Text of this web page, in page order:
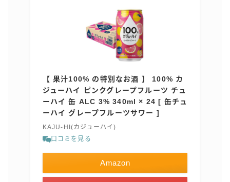
極上レモンサワー
極上フルーツサワー
タンチュー
檸檬堂
オリオンビール
WATTA
【 果汁100% の特別なお酒 】 100% カ
ジューハイ ピンクグレープフルーツ チュ
ーハイ 缶 ALC 3% 340ml × 24 [ 缶チュ
ーハイ グレープフルーツサワー ]
KAJU-HI(カジューハイ)
口コミを見る
Amazon